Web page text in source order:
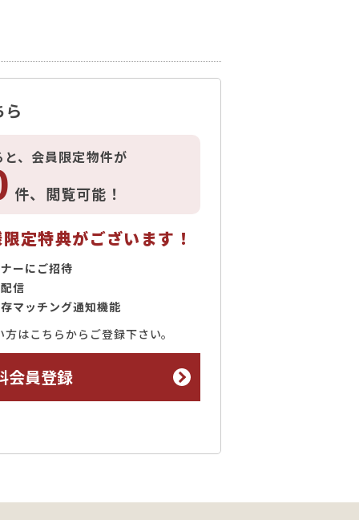
ら
、会員限定物件が
件、 閲覧可能！
定特典がございます！
ーにご招待
信
マッチング通知機能
はこちらからご登録下さい。
会員登録